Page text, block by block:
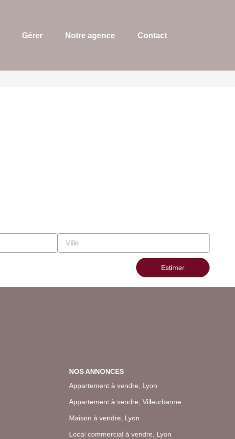
Gérer Notre agence Contact
Estimer
NOS ANNONCES
Appartement à vendre, Lyon
Appartement à vendre, Villeurbanne
Maison à vendre, Lyon
Local commercial à vendre, Lyon